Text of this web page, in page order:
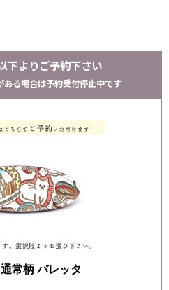
下よりご予約下さい
ある場合は予約受付停止中です